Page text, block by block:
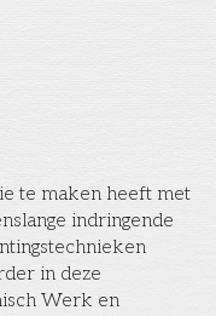
te maken heeft met
indringende
in deze
Werk en